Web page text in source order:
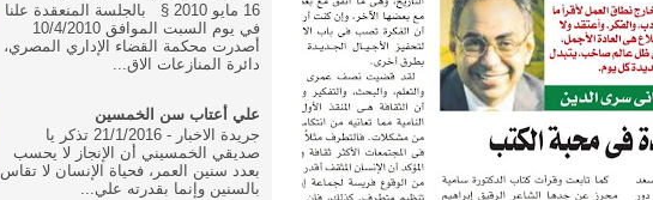
16 مايو 2010 § بالجلسة المنعقدة علنا
في يوم السبت الموافق 10/4/2010
أصدرت محكمة القضاء الإداري المصري،
دائرة المنازعات الاق...
علي أعتاب سن الخمسين
جريدة الاخبار - 21/1/2016 تذكر يا
صديقي الخمسيني أن الإنجاز لا يحسب
بعدد سنين العمر، فحياة الإنسان لا تقاس
بالسنين وإنما بقدرته علي...